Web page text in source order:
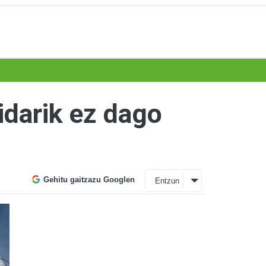
ez dago
Gehitu gaitzazu Googlen Entzun